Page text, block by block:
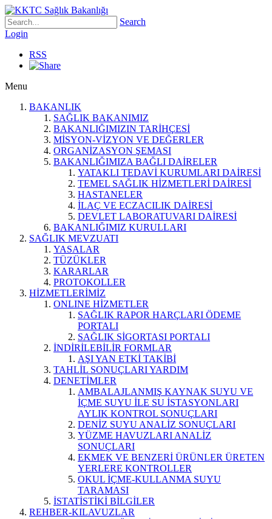
Search
Login
RSS
Menu
BAKANLIK
SAĞLIK BAKANIMIZ
BAKANLIĞIMIZIN TARİHÇESİ
MİSYON-VİZYON VE DEĞERLER
ORGANİZASYON ŞEMASI
BAKANLIĞIMIZA BAĞLI DAİRELER
YATAKLI TEDAVİ KURUMLARI DAİRESİ
TEMEL SAĞLIK HİZMETLERİ DAİRESİ
HASTANELER
İLAÇ VE ECZACILIK DAİRESİ
DEVLET LABORATUVARI DAİRESİ
BAKANLIĞIMIZ KURULLARI
SAĞLIK MEVZUATI
YASALAR
TÜZÜKLER
KARARLAR
PROTOKOLLER
HİZMETLERİMİZ
ONLINE HİZMETLER
SAĞLIK RAPOR HARÇLARI ÖDEME
PORTALI
SAĞLIK SİGORTASI PORTALI
İNDİRİLEBİLİR FORMLAR
AŞI YAN ETKİ TAKİBİ
TAHLİL SONUÇLARI YARDIM
DENETİMLER
AMBALAJLANMIŞ KAYNAK SUYU VE
İÇME SUYU İLE SU İSTASYONLARI
AYLIK KONTROL SONUÇLARI
DENİZ SUYU ANALİZ SONUÇLARI
YÜZME HAVUZLARI ANALİZ
SONUÇLARI
EKMEK VE BENZERİ ÜRÜNLER ÜRETEN
YERLERE KONTROLLER
OKUL İÇME-KULLANMA SUYU
TARAMASI
İSTATİSTİKİ BİLGİLER
REHBER-KILAVUZLAR